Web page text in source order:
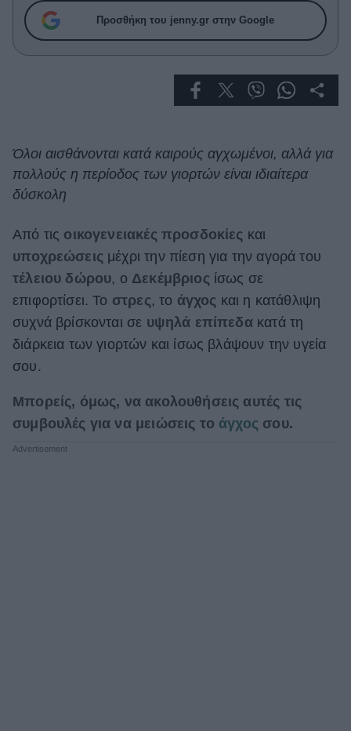
Who
True Stories
Ask the Guru
Living
Deco
Green
Αφιερώματα
ΒΟΞ
Χωρίς Ταμπέλες
Women's Forum
Προσθήκη του jenny.gr στην Google
Όλοι αισθάνονται κατά καιρούς αγχωμένοι, αλλά για
πολλούς η περίοδος των γιορτών είναι ιδιαίτερα
δύσκολη
Από τις οικογενειακές προσδοκίες και
υποχρεώσεις μέχρι την πίεση για την αγορά του
τέλειου δώρου, ο Δεκέμβριος ίσως σε
επιφορτίσει. Το στρες, το άγχος και η κατάθλιψη
συχνά βρίσκονται σε υψηλά επίπεδακατά τη
διάρκεια των γιορτών και ίσως βλάψουν την υγεία
σου.
Μπορείς, όμως, να ακολουθήσεις αυτές τις
συμβουλές για να μειώσεις το άγχος σου.